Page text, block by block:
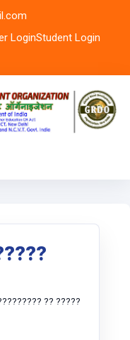
LoginStudent Login
?? ?????